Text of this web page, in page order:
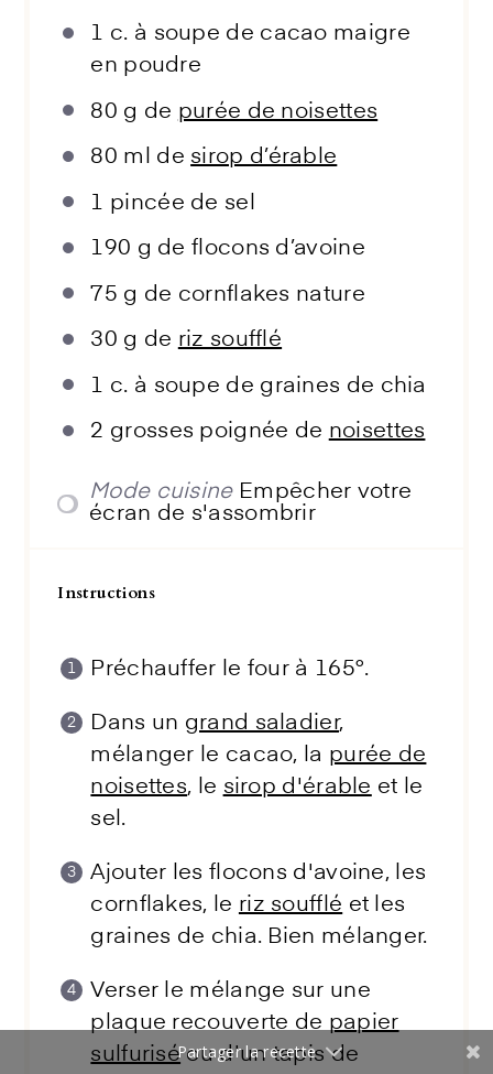
1 c. à soupe de cacao maigre
en poudre
80 g de purée de noisettes
80 ml de sirop d’érable
1 pincée de sel
190 g de flocons d’avoine
75 g de cornflakes nature
30 g de riz soufflé
1 c. à soupe de graines de chia
2 grosses poignée de noisettes
Mode cuisine Empêcher votre
écran de s'assombrir
Instructions
Préchauffer le four à 165°.
Dans un grand saladier,
mélanger le cacao, la purée de
noisettes, le sirop d'érable et le
sel.
Ajouter les flocons d'avoine, les
cornflakes, le riz soufflé et les
graines de chia. Bien mélanger.
Verser le mélange sur une
plaque recouverte de papier
sulfuriséou d'un tapis de
Partager la recette